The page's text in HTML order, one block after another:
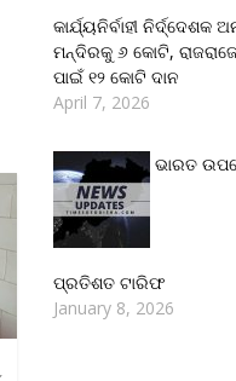
କାର୍ଯ୍ୟନିର୍ବାହୀ
ମନ୍ଦିରକୁ ୬ କୋଟି,
ପାଇଁ ୧୨ କୋଟି ଦାନ
April 7, 2026
ଭାରତ
ପ୍ରତିଶତ ଟାରିଫ
January 8, 2026